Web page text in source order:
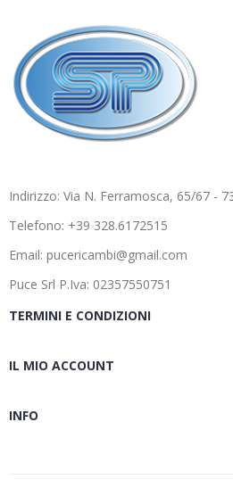
Indirizzo: Via N. Ferramosca, 65/67 -
Telefono: +39 328.6172515
Email: pucericambi@gmail.com
Puce Srl P.Iva: 02357550751
TERMINI E CONDIZIONI
IL MIO ACCOUNT
INFO